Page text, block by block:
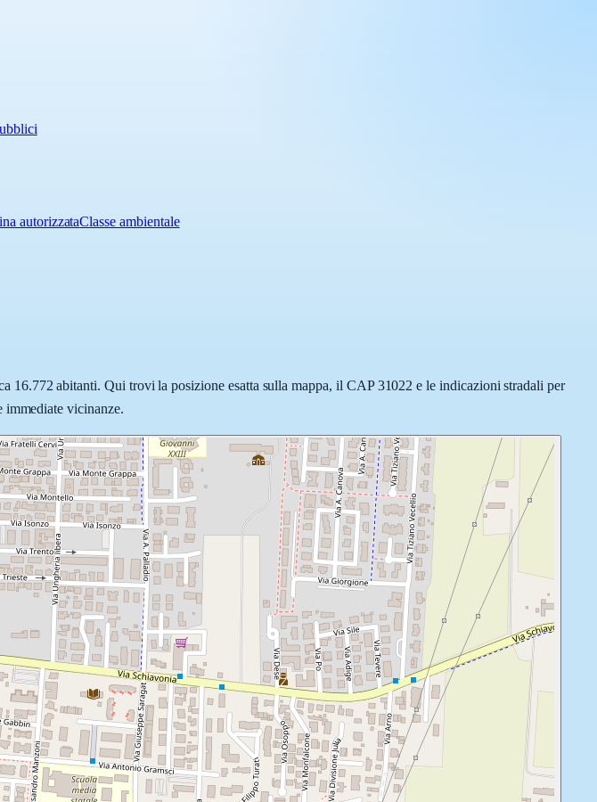
autorizzataClasse ambientale
abitanti. Qui trovi la posizione esatta sulla mappa, il CAP 31022 e le indicazioni stradali per
vicinanze.